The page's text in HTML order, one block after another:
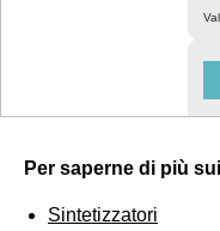
Per saperne di più
Sintetizzatori